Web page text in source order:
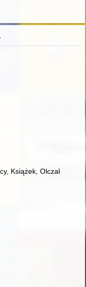
Książek, Olczak,